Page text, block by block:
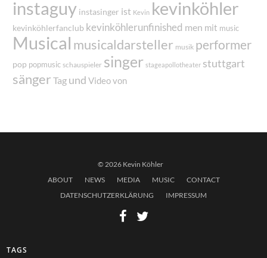
instaguy instasinger ist Kevin kevinköhler
kevinköhlerfanclub kevinköhlerunfinished men mit music
Musical musicaldarsteller musik performer
pop popmusic schauspieler singer stageapollotheater stuttgart
sänger Tag und Video von
© 2026 Kevin Köhler
ABOUT
NEWS MEDIA MUSIC
CONTACT
DATENSCHUTZERKLÄRUNG
IMPRESSUM
TAGS